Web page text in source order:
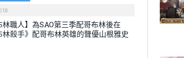
林職人】為SAO第三季配哥布林後在
林殺手》配哥布林英雄的聲優山根雅史